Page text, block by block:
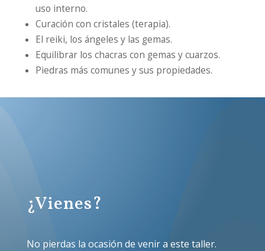
uso interno.
Curación con cristales (terapia).
El reiki, los ángeles y las gemas.
Equilibrar los chacras con gemas y cuarzos.
Piedras más comunes y sus propiedades.
¿Vienes?
No pierdas la ocasión de venir a este taller.